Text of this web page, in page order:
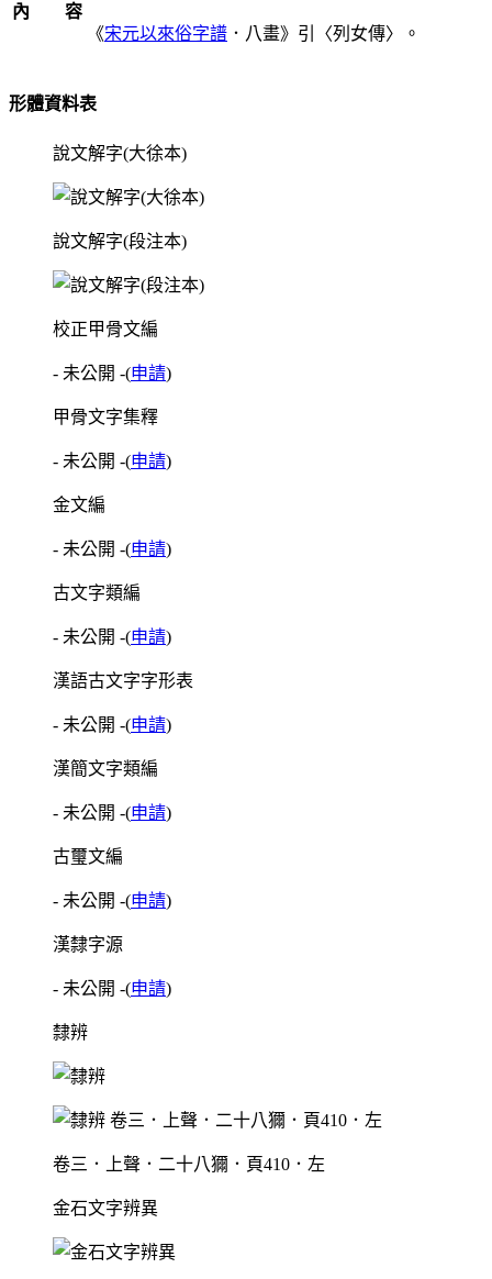
內 容
《宋元以來俗字譜 ．八畫》引〈列女傳〉。
形體資料表
說文解字(大徐本)
說文解字(段注本)
校正甲骨文編
- 未公開 -(申請)
甲骨文字集釋
- 未公開 -(申請)
金文編
- 未公開 -(申請)
古文字類編
- 未公開 -(申請)
漢語古文字字形表
- 未公開 -(申請)
漢簡文字類編
- 未公開 -(申請)
古璽文編
- 未公開 -(申請)
漢隸字源
- 未公開 -(申請)
隸辨
卷三．上聲．二十八獮．頁410．左
金石文字辨異